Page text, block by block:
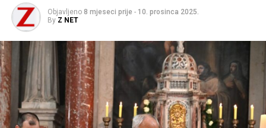
Objavljeno 8 mjeseci prije - 10. prosinca 2025.
By Z NET